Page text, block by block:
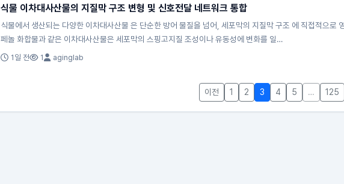
식물 이차대사산물의 지질막 구조 변형 및 신호전달 네트워크 통합
식물에서 생산되는 다양한 이차대사산물 은 단순한 방어 물질을 넘어, 세포막의 지질막 구조 에 직접적으
페놀 화합물과 같은 이차대사산물은 세포막의 스핑고지질 조성이나 유동성에 변화를 일…
1일 전 1 aginglab
이전 1 2 3 4 5 … 125